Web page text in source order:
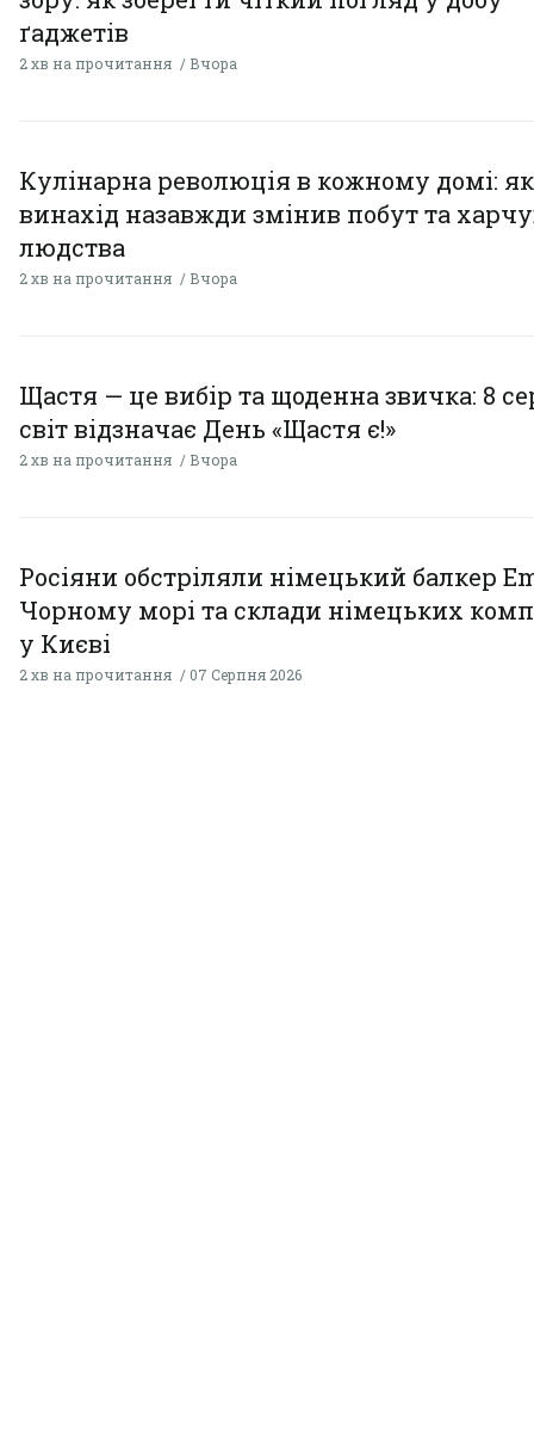
ґаджетів
2 хв на прочитання Вчора
Кулінарна революція в кожному домі:
винахід назавжди змінив побут та
людства
2 хв на прочитання Вчора
Щастя — це вибір та щоденна звичка: 8
світ відзначає День «Щастя є!»
2 хв на прочитання Вчора
Росіяни обстріляли німецький балкер
Чорному морі та склади німецьких
у Києві
2 хв на прочитання 07 Серпня 2026